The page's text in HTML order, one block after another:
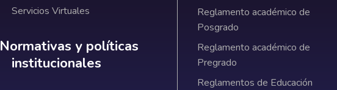
Servicios Virtuales
Normativas y políticas institucionales
Normativas y políticas
institucionales
Reglamento académico de
Posgrado
Reglamento académico de
Pregrado
Reglamentos de Educación